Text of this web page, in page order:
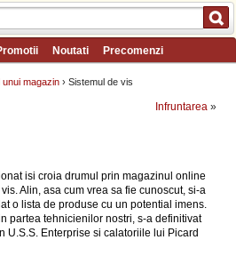
Noutati Precomenzi
TV Forum Blog
unui magazin › Sistemul de vis
Infruntarea»
isi croia drumul prin magazinul online
Alin, asa cum vrea sa fie cunoscut, si-a
o lista de produse cu un potential imens.
partea tehnicienilor nostri, s-a definitivat
U.S.S. Enterprise si calatoriile lui Picard